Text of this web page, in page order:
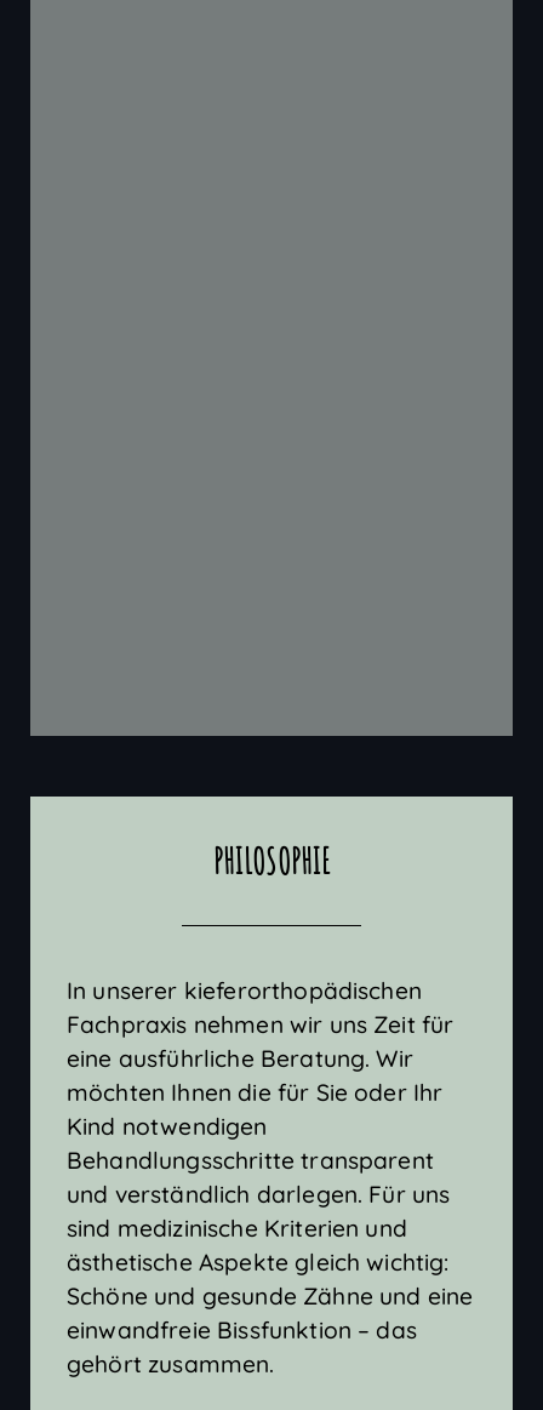
PHILOSOPHIE
In unserer kieferorthopädischen
Fachpraxis nehmen wir uns Zeit für
eine ausführliche Beratung. Wir
möchten Ihnen die für Sie oder Ihr
Kind notwendigen
Behandlungsschritte transparent
und verständlich darlegen. Für uns
sind medizinische Kriterien und
ästhetische Aspekte gleich wichtig:
Schöne und gesunde Zähne und eine
einwandfreie Bissfunktion – das
gehört zusammen.